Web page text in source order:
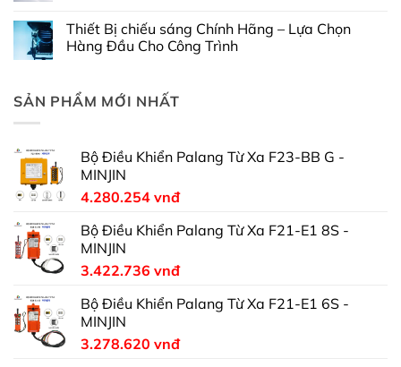
Thiết Bị chiếu sáng Chính Hãng – Lựa Chọn
Hàng Đầu Cho Công Trình
SẢN PHẨM MỚI NHẤT
Bộ Điều Khiển Palang Từ Xa F23-BB G -
MINJIN
4.280.254 vnđ
Bộ Điều Khiển Palang Từ Xa F21-E1 8S -
MINJIN
3.422.736 vnđ
Bộ Điều Khiển Palang Từ Xa F21-E1 6S -
MINJIN
3.278.620 vnđ